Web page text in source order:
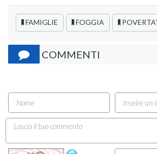
FAMIGLIE FOGGIA POVERTA'
COMMENTI